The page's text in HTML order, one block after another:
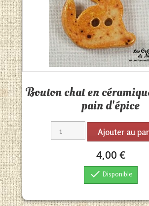
Bouton chat en
pain d'épice
Ajouter au
4,00 €
 Disponible